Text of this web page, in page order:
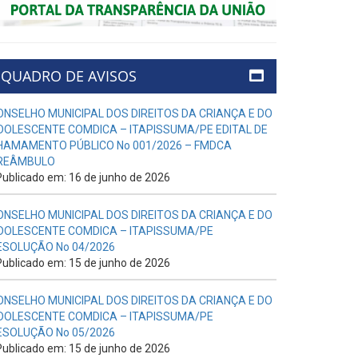
QUADRO DE AVISOS
MUNICIPAL DOS DIREITOS DA CRIANÇA E DO
COMDICA – ITAPISSUMA/PE EDITAL DE
PÚBLICO No 001/2026 – FMDCA
em: 16 de junho de 2026
MUNICIPAL DOS DIREITOS DA CRIANÇA E DO
COMDICA – ITAPISSUMA/PE
No 04/2026
em: 15 de junho de 2026
MUNICIPAL DOS DIREITOS DA CRIANÇA E DO
COMDICA – ITAPISSUMA/PE
No 05/2026
em: 15 de junho de 2026